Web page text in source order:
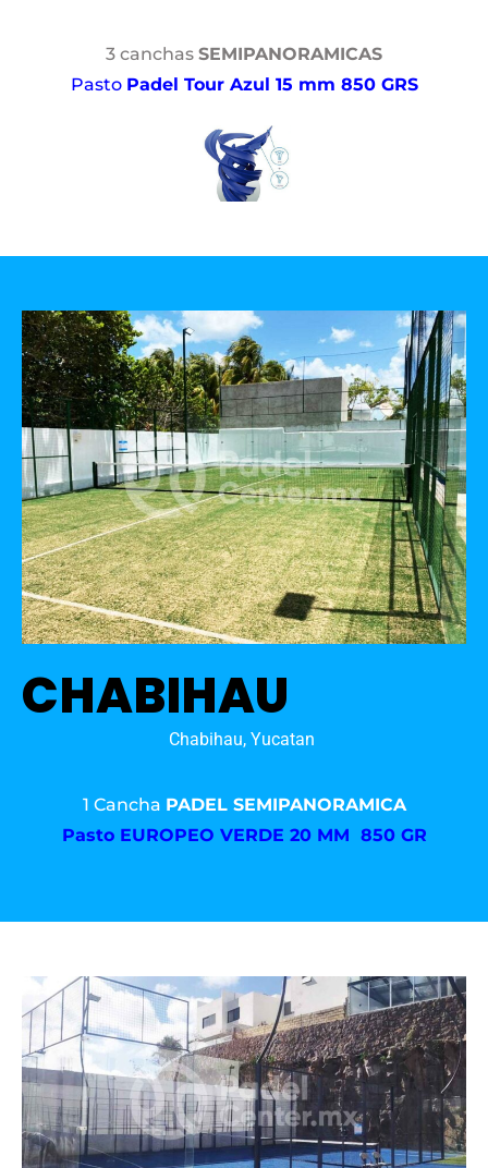
3 canchas SEMIPANORAMICAS
Pasto Padel Tour Azul 15 mm 850 GRS
CHABIHAU
Chabihau, Yucatan
1 Cancha PADEL SEMIPANORAMICA
Pasto EUROPEO VERDE 20 MM 850 GR